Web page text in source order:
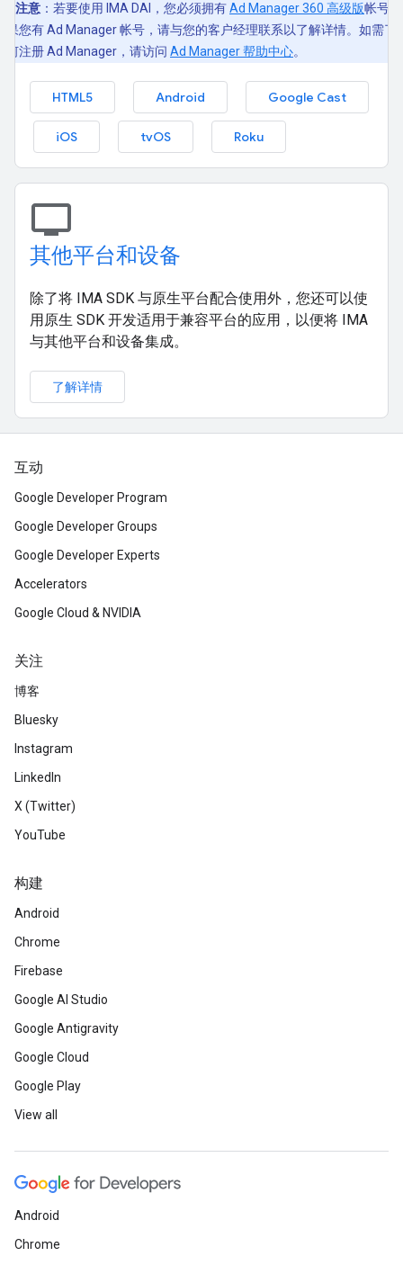
注意 ：若要使用 IMA DAI，您必须拥有Ad Manager 360 高级版帐号。
果您有 Ad Manager 帐号，请与您的客户经理联系以了解详情。如需了
何注册 Ad Manager，请访问 Ad Manager 帮助中心。
HTML5 Android Google Cast
iOS tvOS Roku
tv
其他平台和设备
除了将 IMA SDK 与原生平台配合使用外，您还可以使
用原生 SDK 开发适用于兼容平台的应用，以便将 IMA
与其他平台和设备集成。
了解详情
互动
Google Developer Program
Google Developer Groups
Google Developer Experts
Accelerators
Google Cloud & NVIDIA
关注
博客
Bluesky
Instagram
LinkedIn
X (Twitter)
YouTube
构建
Android
Chrome
Firebase
Google AI Studio
Google Antigravity
Google Cloud
Google Play
View all
Android
Chrome